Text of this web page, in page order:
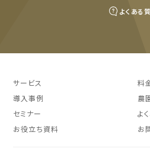
よくある
サービス
料
導入事例
農
セミナー
よ
お役立ち資料
お